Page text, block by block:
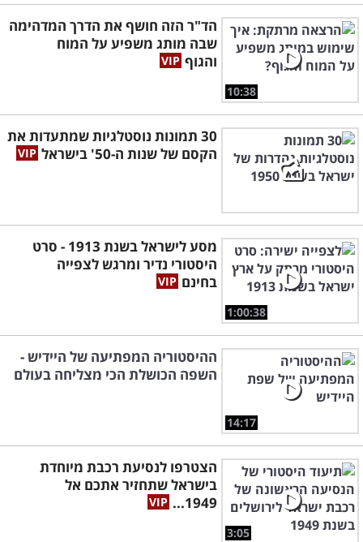
10:38
הד"ר הזה חושף את הדרך המדהימה
שבה מותג משפיע על המוח
והגוף
30 תמונות נוסטלגיות שמתעדות את
הקסם של שנות ה-50' בישראל
1:00:38
מסע לישראל בשנת 1913 - סרט
היסטורי נדיר ומרגש לצפייה
בחינם
14:17
ההיסטוריה המפתיעה של היידיש -
השפה הכושלת הכי מצליחה בעולם
3:05
הצטרפו לנסיעת רכבת מיוחדת
בישראל שתחזיר אתכם אל
1949...